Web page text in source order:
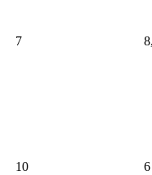
7
10
6